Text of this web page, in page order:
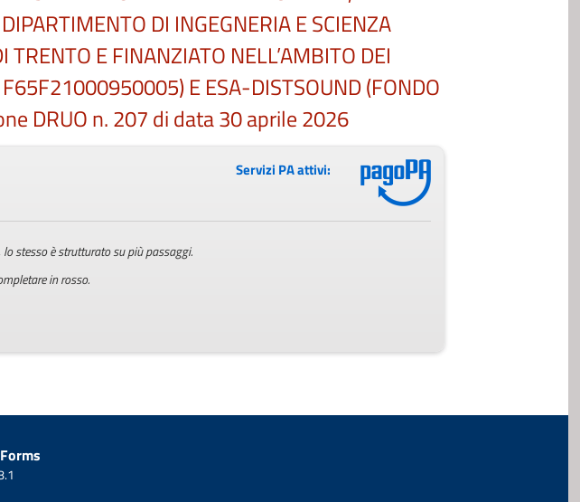
DI INGEGNERIA E SCIENZA
TRENTO E FINANZIATO NELL’AMBITO DEI
E ESA-DISTSOUND (FONDO
DRUO n. 207 di data 30 aprile 2026
Servizi PA attivi:
stesso è strutturato su più passaggi.
in rosso.